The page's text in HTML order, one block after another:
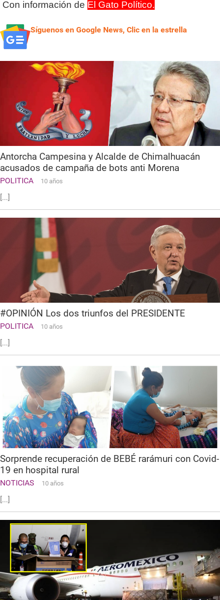
Con información de El Gato Político.
Síguenos en Google News, Clic en la estrella
Antorcha Campesina y Alcalde de Chimalhuacán
acusados de campaña de bots anti Morena
POLITICA 10 años
[...]
#OPINIÓN Los dos triunfos del PRESIDENTE
POLITICA 10 años
[...]
Sorprende recuperación de BEBÉ rarámuri con Covid-
19 en hospital rural
NOTICIAS 10 años
[...]